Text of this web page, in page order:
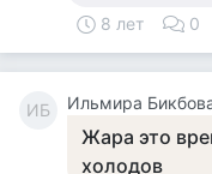
8 лет 0
ИБ Ильмира
Жара это
холодов